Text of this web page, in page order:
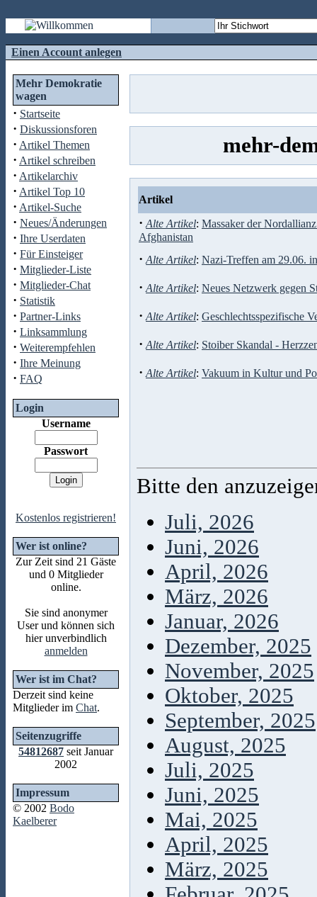
Einen Account anlegen
Mehr Demokratie
wagen
· Startseite
· Diskussionsforen
· Artikel Themen
· Artikel schreiben
· Artikelarchiv
· Artikel Top 10
· Artikel-Suche
· Neues/Änderungen
· Ihre Userdaten
· Für Einsteiger
· Mitglieder-Liste
· Mitglieder-Chat
· Statistik
· Partner-Links
· Linksammlung
· Weiterempfehlen
· Ihre Meinung
· FAQ
Login
Username
Passwort
Kostenlos registrieren!
Wer ist online?
Zur Zeit sind 21 Gäste
und 0 Mitglieder
online.
Sie sind anonymer
User und können sich
hier unverbindlich
anmelden
Wer ist im Chat?
Derzeit sind keine
Mitglieder im Chat.
Seitenzugriffe
54812687 seit Januar
2002
Impressum
© 2002 Bodo
Kaelberer
mehr-
Artikel
· Alte Artikel: Massaker der
Afghanistan
· Alte Artikel: Nazi-Treffen am 29.06.
· Alte Artikel: Neues Netzwerk gegen
· Alte Artikel: Geschlechtsspezifische
· Alte Artikel: Stoiber Skandal -
· Alte Artikel: Vakuum in Kultur und
Bitte den
Juli, 2026
Juni, 2026
April, 2026
März, 2026
Januar, 2026
Dezember, 2025
November, 2025
Oktober, 2025
September, 2025
August, 2025
Juli, 2025
Juni, 2025
Mai, 2025
April, 2025
März, 2025